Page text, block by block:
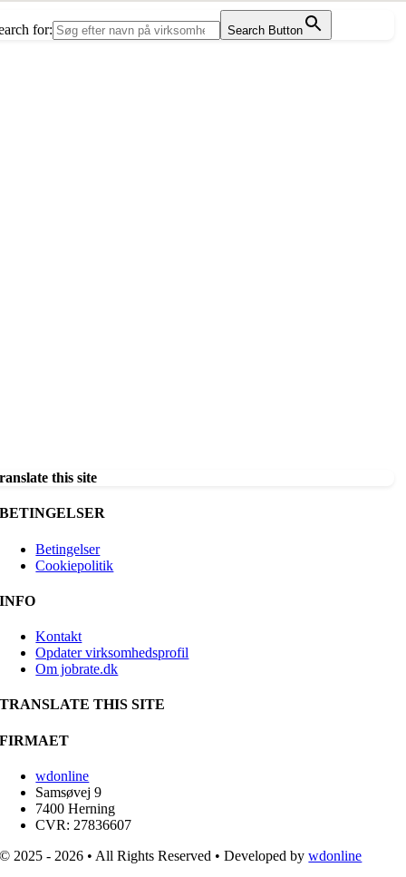
for: Search Button
this site
BETINGELSER
Betingelser
Cookiepolitik
INFO
Kontakt
Opdater virksomhedsprofil
Om jobrate.dk
TRANSLATE THIS SITE
FIRMAET
wdonline
Samsøvej 9
7400 Herning
CVR: 27836607
© 2025 - 2026 • All Rights Reserved • Developed bywdonline